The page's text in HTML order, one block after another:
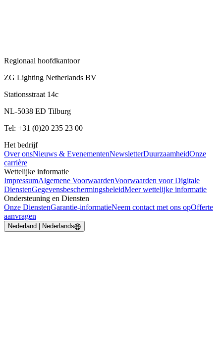
Regionaal hoofdkantoor
ZG Lighting Netherlands BV
Stationsstraat 14c
NL-5038 ED Tilburg
Tel: +31 (0)20 235 23 00
Het bedrijf
Over onsNieuws & EvenementenNewsletterDuurzaamheidOnze
carrière
Wettelijke informatie
ImpressumAlgemene VoorwaardenVoorwaarden voor Digitale
DienstenGegevensbeschermingsbeleidMeer wettelijke informatie
Ondersteuning en Diensten
Onze DienstenGarantie-informatieNeem contact met ons opOfferte
aanvragen
Nederland | Nederlands